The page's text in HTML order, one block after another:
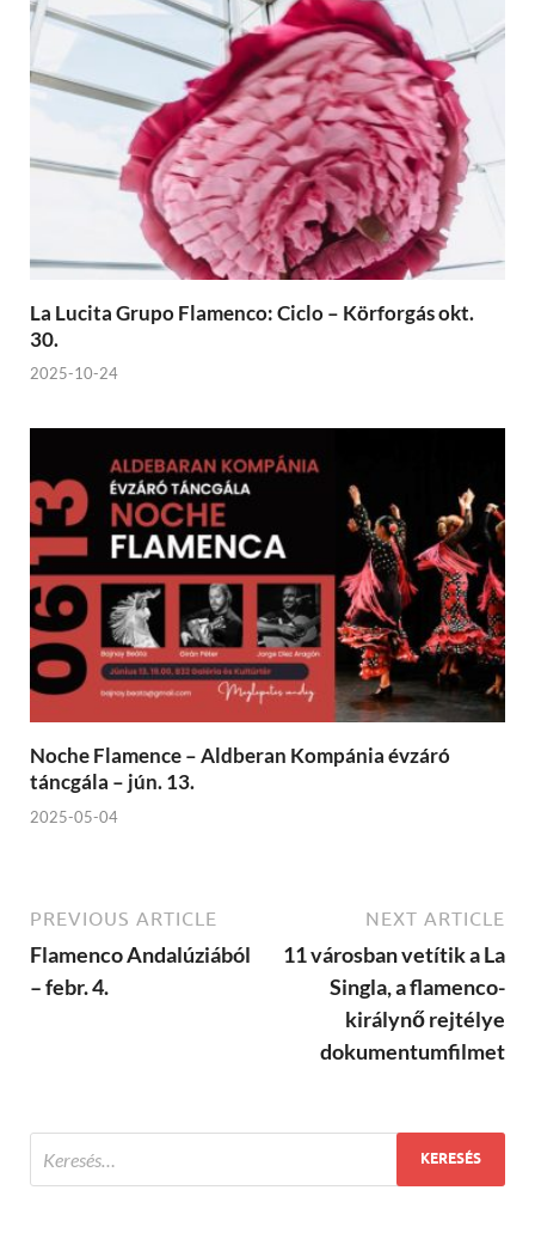
La Lucita Grupo Flamenco: Ciclo – Körforgás okt.
30.
2025-10-24
Noche Flamence – Aldberan Kompánia évzáró
táncgála – jún. 13.
2025-05-04
PREVIOUS ARTICLE
Flamenco Andalúziából
– febr. 4.
NEXT ARTICLE
11 városban vetítik a La
Singla, a flamenco-
királynő rejtélye
dokumentumfilmet